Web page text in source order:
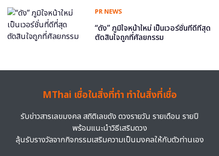
PR NEWS
“ดัง” ภูมิใจหน้าใหม่ เป็นเวอร์ชั่นที่ดีที่สุด
ตัดสินใจถูกที่ศัลยกรรม
MThai เชื่อในสิ่งที่ทำ ทำในสิ่งที่เชื่อ
รับข่าวสารเลขมงคล สถิติเลขดัง ดวงรายวัน รายเดือน รายปี
พร้อมแนะนำวิธีเสริมดวง
ลุ้นรับรางวัลจากกิจกรรมเสริมความเป็นมงคลให้กับตัวท่านเอง